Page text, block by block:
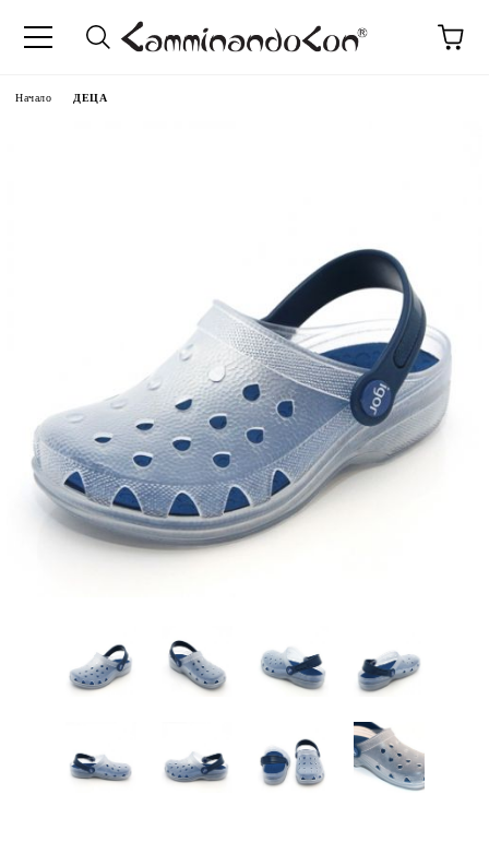
Начало ДЕЦА